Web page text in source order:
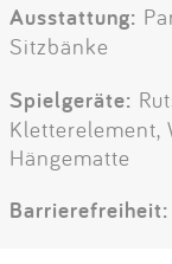
Ausstattung:
Sitzbänke
Spielgeräte:
Kletterelement,
Hängematte
Barrierefreiheit: